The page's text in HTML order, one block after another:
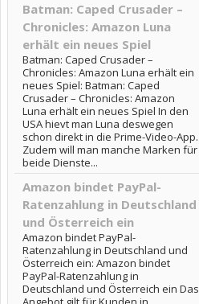
Batman: Caped Crusader –
Chronicles: Amazon Luna
erhält ein neues Spiel
Batman: Caped Crusader –
Chronicles: Amazon Luna erhält ein
neues Spiel: Batman: Caped
Crusader – Chronicles: Amazon
Luna erhält ein neues Spiel In den
USA hievt man Luna deswegen
schon direkt in die Prime-Video-App.
Zudem will man manche Marken für
beide Dienste...
Amazon bindet PayPal-
Ratenzahlung in Deutschland
und Österreich ein
Amazon bindet PayPal-
Ratenzahlung in Deutschland und
Österreich ein: Amazon bindet
PayPal-Ratenzahlung in
Deutschland und Österreich ein Das